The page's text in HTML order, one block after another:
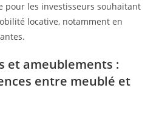
pour les investisseurs souhaitant
locative, notamment en
et ameublements :
entre meublé et